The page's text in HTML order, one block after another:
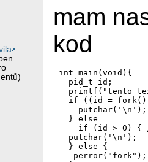
mam
kod
int main(void){
  pid_t id;
printf("tento
if ((id =
    putchar('\n');
  } else
if (id > 0) {
  putchar('\n');
  } else {